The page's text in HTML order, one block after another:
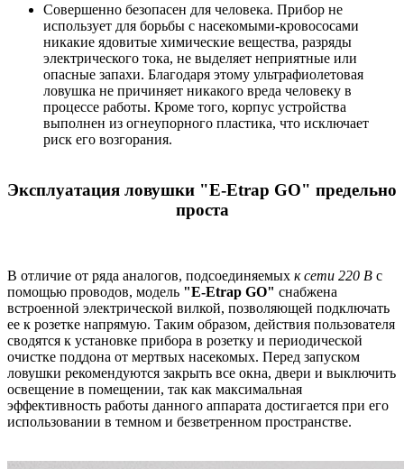
Совершенно безопасен для человека. Прибор не
использует для борьбы с насекомыми-кровососами
никакие ядовитые химические вещества, разряды
электрического тока, не выделяет неприятные или
опасные запахи. Благодаря этому ультрафиолетовая
ловушка не причиняет никакого вреда человеку в
процессе работы. Кроме того, корпус устройства
выполнен из огнеупорного пластика, что исключает
риск его возгорания.
Эксплуатация ловушки "E-Еtrap GO" предельно
проста
В отличие от ряда аналогов, подсоединяемых к сети 220 В с
помощью проводов, модель "E-Еtrap GO" снабжена
встроенной электрической вилкой, позволяющей подключать
ее к розетке напрямую. Таким образом, действия пользователя
сводятся к установке прибора в розетку и периодической
очистке поддона от мертвых насекомых. Перед запуском
ловушки рекомендуются закрыть все окна, двери и выключить
освещение в помещении, так как максимальная
эффективность работы данного аппарата достигается при его
использовании в темном и безветренном пространстве.